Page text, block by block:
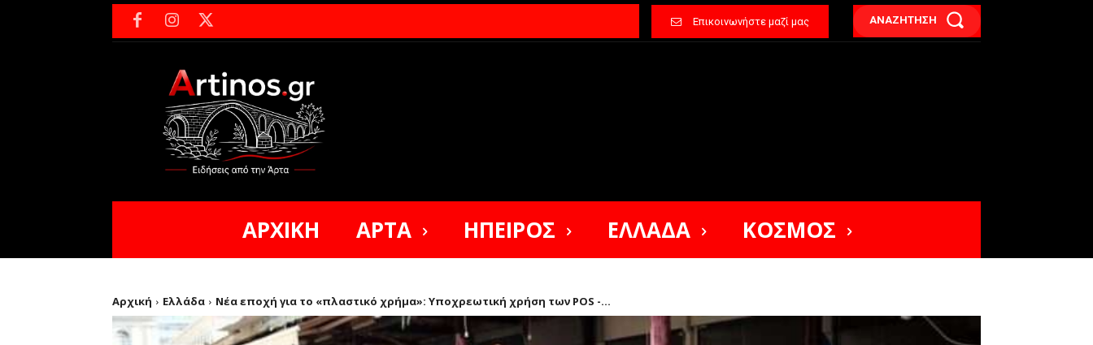
Επικοινωνήστε μαζί μας ΑΝΑΖΗΤΗΣΗ
ΑΡΧΙΚΗ ΑΡΤΑ ΗΠΕΙΡΟΣ ΕΛΛΑΔΑ ΚΟΣΜΟΣ
Αρχική Ελλάδα Νέα εποχή για το «πλαστικό χρήμα»: Υποχρεωτική χρήση των POS -...